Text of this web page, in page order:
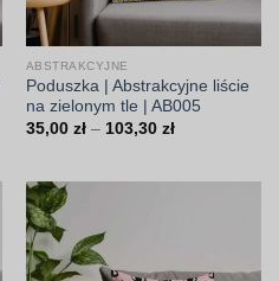
ABSTRAKCYJNE
Poduszka | Abstrakcyjne liście
na zielonym tle | AB005
35,00 zł – 103,30 złZakres